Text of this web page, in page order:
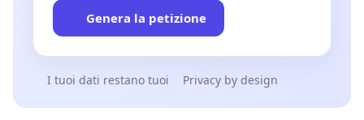
Genera la petizione
I tuoi dati restano tuoi Privacy by design